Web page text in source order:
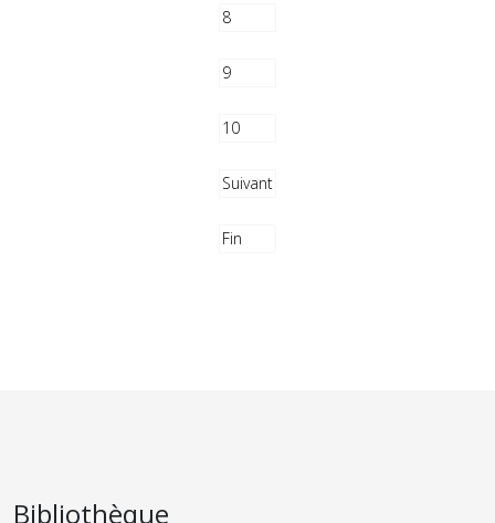
8
9
10
Suivant
Fin
Bibliothèque